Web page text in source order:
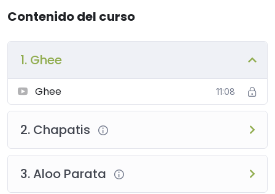
Contenido del curso
1. Ghee
Ghee 11:08
2. Chapatis
3. Aloo Parata